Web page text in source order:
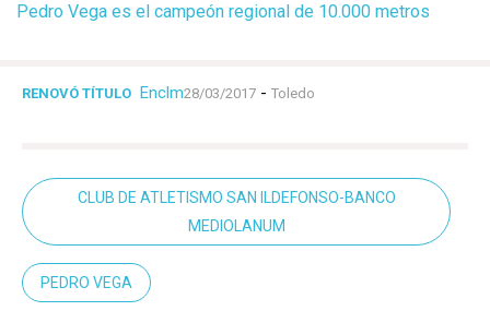
Pedro Vega es el campeón regional de 10.000 metros
RENOVÓ TÍTULO Enclm28/03/2017 - Toledo
CLUB DE ATLETISMO SAN ILDEFONSO-BANCO
MEDIOLANUM
PEDRO VEGA